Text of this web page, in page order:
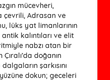
mücevheri,
çevrili, Adrasan ve
lüks yat limanlarının
antik kalıntıları ve elit
nabzı atan bir
Çıralı’da doğanın
şarkısını
dokun; geceleri